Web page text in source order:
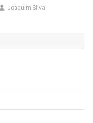
Joaquim Silva